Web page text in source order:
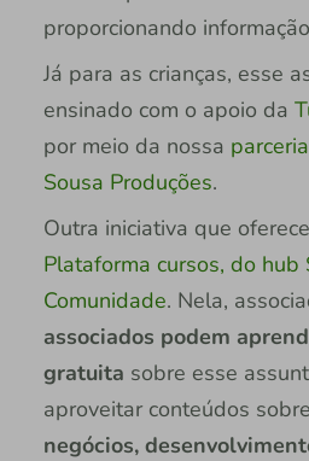
proporcionando
Já para as crianças, esse
ensinado com o apoio da
por meio da nossa
Sousa Produções.
Outra iniciativa que
Plataforma cursos, do hub
Comunidade. Nela,
associados podem
gratuita sobre esse
aproveitar conteúdos sobre
negócios,